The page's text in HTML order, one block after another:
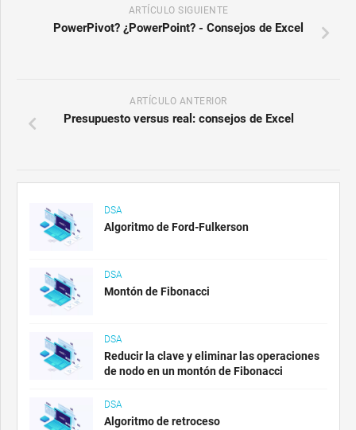
ARTÍCULO SIGUIENTE
PowerPivot? ¿PowerPoint? - Consejos de Excel
ARTÍCULO ANTERIOR
Presupuesto versus real: consejos de Excel
DSA
Algoritmo de Ford-Fulkerson
DSA
Montón de Fibonacci
DSA
Reducir la clave y eliminar las operaciones
de nodo en un montón de Fibonacci
DSA
Algoritmo de retroceso